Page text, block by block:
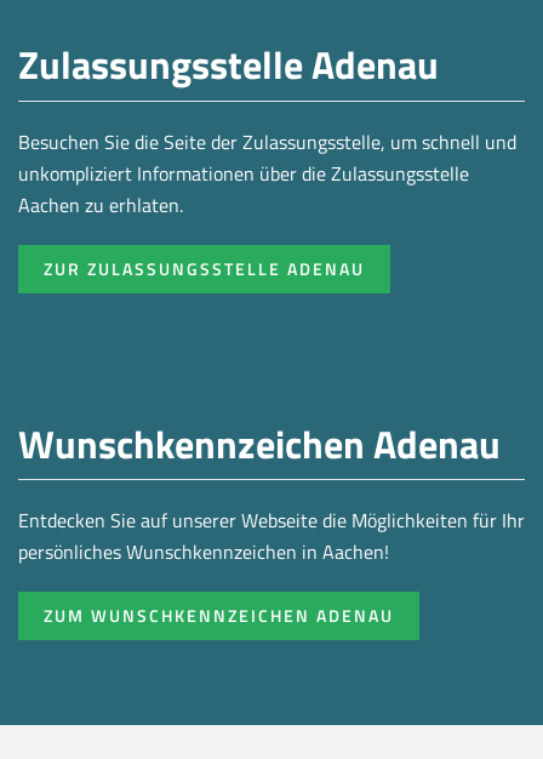
Zulassungsstelle Adenau
Besuchen Sie die Seite der Zulassungsstelle, um schnell und
unkompliziert Informationen über die Zulassungsstelle
Aachen zu erhlaten.
ZUR ZULASSUNGSSTELLE ADENAU
Wunschkennzeichen Adenau
Entdecken Sie auf unserer Webseite die Möglichkeiten für Ihr
persönliches Wunschkennzeichen in Aachen!
ZUM WUNSCHKENNZEICHEN ADENAU